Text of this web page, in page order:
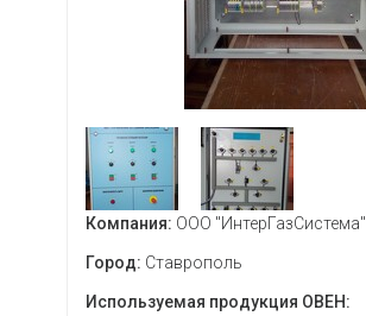
Компания: ООО "ИнтерГазСистема"
Город: Ставрополь
Используемая продукция ОВЕН: